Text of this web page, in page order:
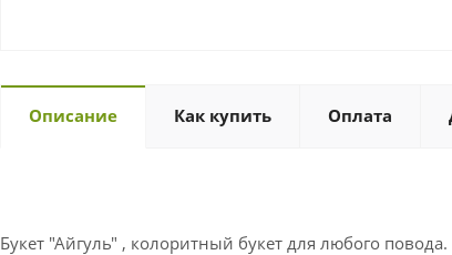
Описание Как купить Оплата
Букет "Айгуль" , колоритный букет для любого повода.